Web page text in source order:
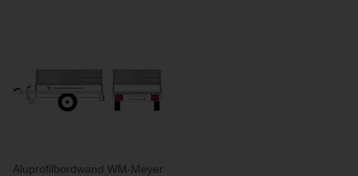
Aluprofilbordwand WM-Meyer